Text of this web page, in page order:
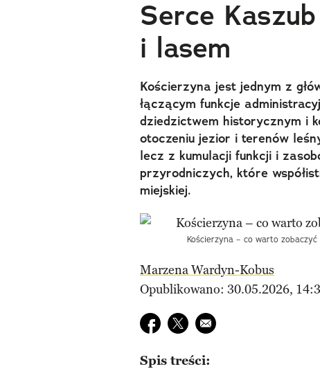
Serce
i lasem
Kościerzyna jest jednym z
łączącym funkcje
dziedzictwem historycznym i
otoczeniu jezior i terenów
lecz z kumulacji funkcji i
przyrodniczych, które
miejskiej.
Kościerzyna – co warto
Marzena Wardyn-Kobus
Opublikowano: 30.05.2026,
Udostępnij na facebook
Udostępnij na twitter
E-mail do przyjaciela
Spis treści: